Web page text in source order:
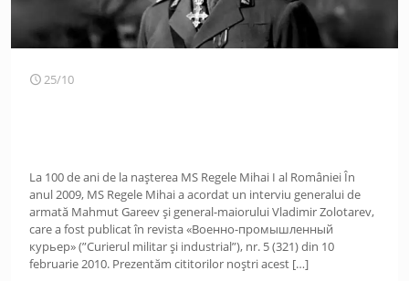
25/10
La 100 de ani de la nașterea MS Regele Mihai I al României În
anul 2009, MS Regele Mihai a acordat un interviu generalui de
armată Mahmut Gareev şi general-maiorului Vladimir Zolotarev,
care a fost publicat în revista «Военно-промышленный
курьер» (”Curierul militar şi industrial”), nr. 5 (321) din 10
februarie 2010. Prezentăm cititorilor noștri acest […]